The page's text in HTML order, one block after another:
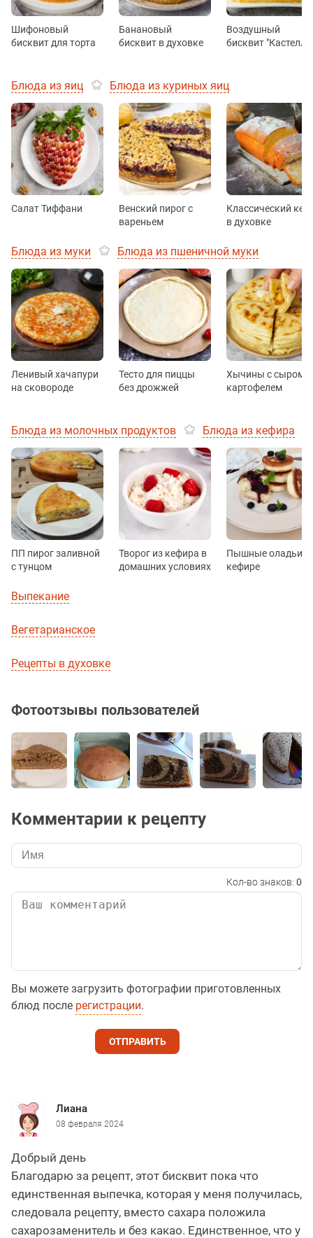
Шифоновый
бисквит для торта
Банановый
бисквит в духовке
Воздушный
бисквит
Блюда из яиц Блюда из куриных яиц
Салат Тиффани
Венский пирог с
вареньем
Классический
в духовке
Блюда из муки Блюда из пшеничной муки
Ленивый хачапури
на сковороде
Тесто для пиццы
без дрожжей
Хычины с сыром и
картофелем
Блюда из молочных продуктов Блюда из кефира
ПП пирог заливной
с тунцом
Творог из кефира в
домашних условиях
Пышные оладьи
кефире
Выпекание
Вегетарианское
Рецепты в духовке
Фотоотзывы пользователей
Комментарии к рецепту
Кол-во знаков: 0
Вы можете загрузить фотографии приготовленных
блюд после регистрации.
ОТПРАВИТЬ
Лиана
08 февраля 2024
Добрый день
Благодарю за рецепт, этот бисквит пока что
единственная выпечка, которая у меня получилась,
следовала рецепту, вместо сахара положила
сахарозаменитель и без какао. Единственное, что у